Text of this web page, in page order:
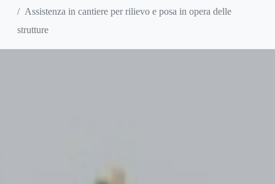
Assistenza in cantiere per rilievo e posa in opera delle
strutture